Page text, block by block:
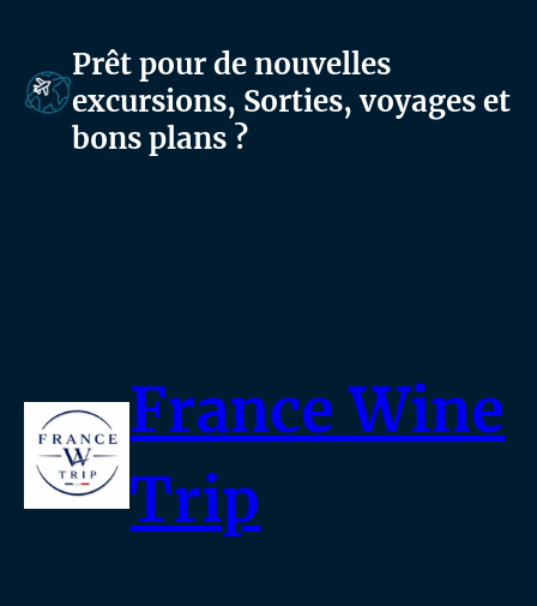
Prêt pour de nouvelles
excursions, Sorties, voyages et
bons plans ?
France Wine
Trip